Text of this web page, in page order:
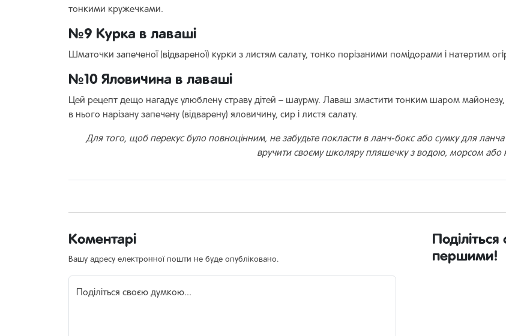
тонкими кружечками.
№9 Курка в лаваші
Шматочки запеченої (відвареної) курки з листям салату, тонко порізаними помідорами і натертим
№10 Яловичина в лаваші
Цей рецепт дещо нагадує улюблену страву дітей – шаурму. Лаваш змастити тонким шаром
в нього нарізану запечену (відварену) яловичину, сир і листя салату.
Для того, щоб перекус було повноцінним, не забудьте покласти в ланч-бокс або сумку для
вручити своєму школяру пляшечку з водою, морсом або
Коментарі
Вашу адресу електронної пошти не буде опубліковано.
Поділіться своєю думкою...
першими!